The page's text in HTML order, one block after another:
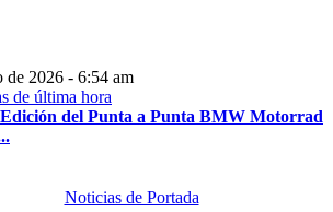
de 2026 - 6:54 am
del Punta a Punta BMW Motorrad
Noticias de Portada